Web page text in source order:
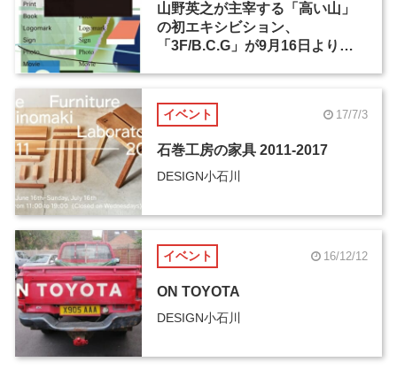
山野英之が主宰する「高い山」
の初エキシビション、
「3F/B.C.G」が9月16日よりデ
イベント 17/7/3
石巻工房の家具 2011-2017
DESIGN小石川
イベント 16/12/12
ON TOYOTA
DESIGN小石川